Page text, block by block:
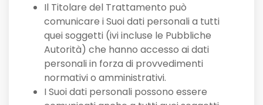
Il Titolare del Trattamento può
comunicare i Suoi dati personali a tutti
quei soggetti (ivi incluse le Pubbliche
Autorità) che hanno accesso ai dati
personali in forza di provvedimenti
normativi o amministrativi.
I Suoi dati personali possono essere